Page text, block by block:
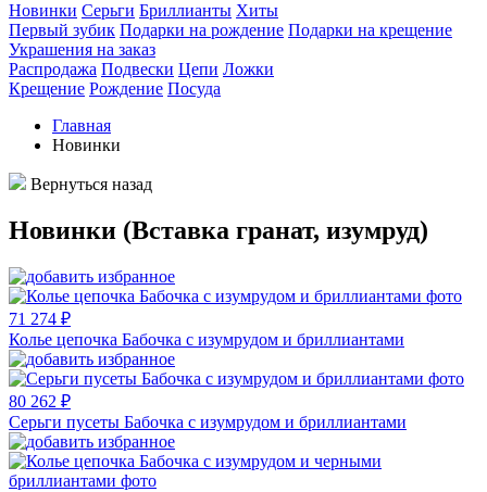
Новинки Серьги Бриллианты Хиты
Первый зубик Подарки на рождение Подарки на крещение
Украшения на заказ
Распродажа Подвески Цепи Ложки
Крещение Рождение Посуда
Главная
Новинки
Вернуться назад
Новинки (Вставка гранат, изумруд)
71 274 ₽
Колье цепочка Бабочка с изумрудом и бриллиантами
80 262 ₽
Серьги пусеты Бабочка с изумрудом и бриллиантами